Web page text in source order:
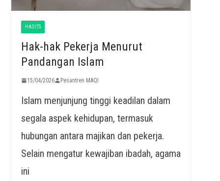
HADITS
Hak-hak Pekerja Menurut
Pandangan Islam
15/04/2026 Pesantren MAQI
Islam menjunjung tinggi keadilan dalam
segala aspek kehidupan, termasuk
hubungan antara majikan dan pekerja.
Selain mengatur kewajiban ibadah, agama
ini